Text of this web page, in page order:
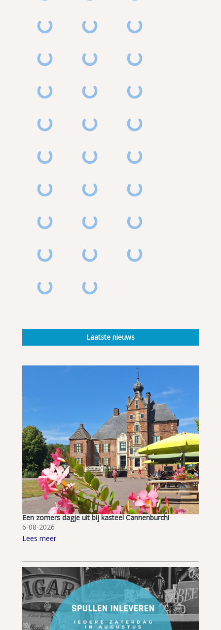
Laatste nieuws
Een zomers dagje uit bij kasteel Cannenburch!
6-08-2026
Lees meer